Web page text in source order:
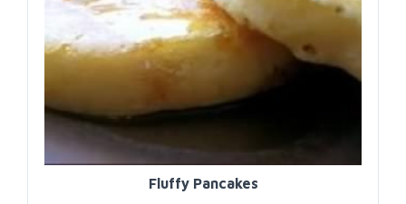
Fluffy Pancakes